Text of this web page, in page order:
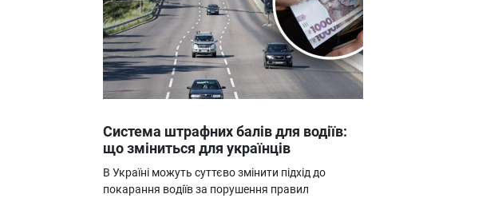
ТехноНаука
Людина
Корисності
Про нас
Система штрафних балів для водіїв:
що зміниться для українців
В Україні можуть суттєво змінити підхід до
покарання водіїв за порушення правил